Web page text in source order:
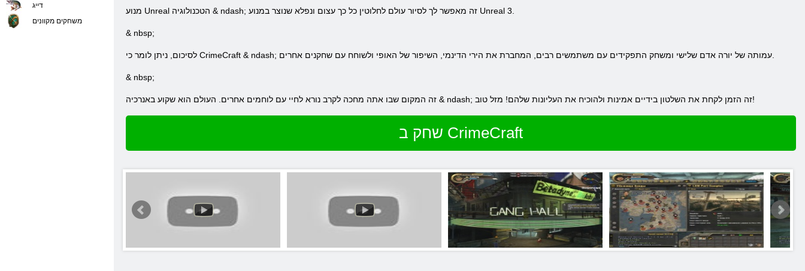
מנוע Unreal הטכנולוגיה & ndash; זה מאפשר לך לסיור עולם לחלוטין כל כך עצום ונפלא שנוצר במנוע Unreal 3.
& nbsp;
& nbsp;
זה המקום שבו אתה מחכה לקרב נורא לחיי עם לוחמים אחרים. העולם הוא שקוע באנרכיה & ndash; זה הזמן לקחת את השלטון בידיים אמינות ולהוכיח את העליונות שלהם! מזל טוב!
שחק ב CrimeCraft
דייג
משחקים מקוונים